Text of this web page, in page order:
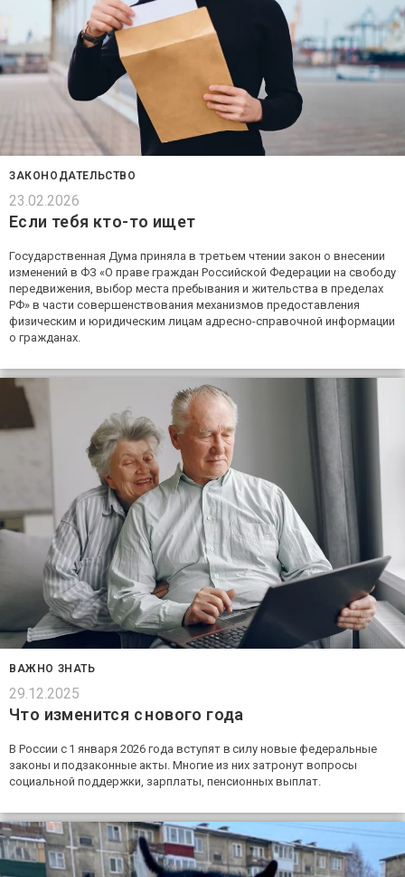
ЗАКОНОДАТЕЛЬСТВО
23.02.2026
Если тебя кто-то ищет
Государственная Дума приняла в третьем чтении закон о внесении
изменений в ФЗ «О праве граждан Российской Федерации на свободу
передвижения, выбор места пребывания и жительства в пределах
РФ» в части совершенствования механизмов предоставления
физическим и юридическим лицам адресно-справочной информации
о гражданах.
ВАЖНО ЗНАТЬ
29.12.2025
Что изменится с нового года
В России с 1 января 2026 года вступят в силу новые федеральные
законы и подзаконные акты. Многие из них затронут вопросы
социальной поддержки, зарплаты, пенсионных выплат.